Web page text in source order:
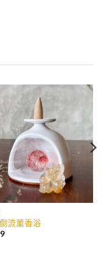
收藏
流薰香浴